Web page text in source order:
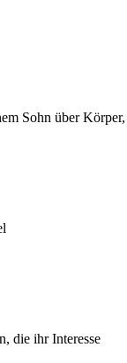
Sohn über Körper,
die ihr Interesse